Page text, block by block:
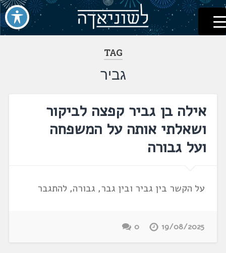
דלג
לתוכן
לשוניאדה
עברית. לשון. שפה
TAG
גביר
אילה בן גביר קפצה לביקור
ושאלתי אותה על המשפחה
ועל גבורה
על הקשר בין גביר ובין גבר, גבורה, להתגבר
19/08/2025
0